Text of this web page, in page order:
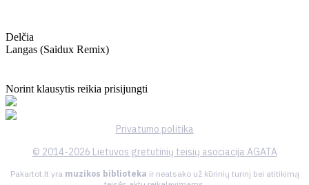
Delčia
Langas (saidux Remix)
Norint klausytis reikia prisijungti
Privatumo politika
© 2014-2026 Lietuvos gretutinių teisių asociacija AGATA
Pakartot.lt yra muzikos biblioteka ir neatsako už kūrinių turinį bei atitikimą